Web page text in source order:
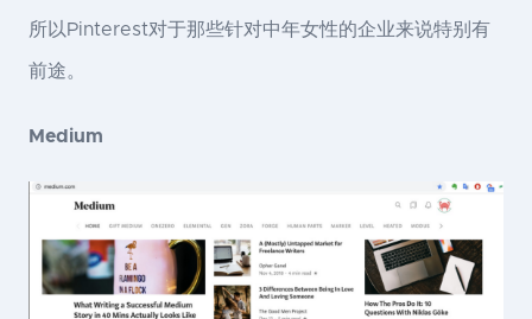
所以Pinterest对于那些针对中年女性的企业来说特别有
前途。
Medium